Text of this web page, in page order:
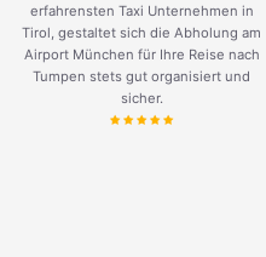
erfahrensten Taxi Unternehmen in
Tirol, gestaltet sich die Abholung am
Airport München für Ihre Reise nach
Tumpen stets gut organisiert und
sicher.